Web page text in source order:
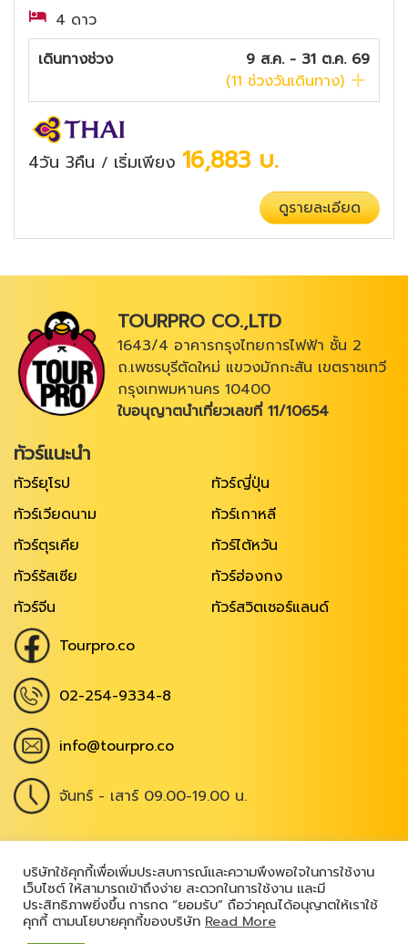
4 ดาว
เดินทางช่วง
9 ส.ค. - 31 ต.ค. 69
(11 ช่วงวันเดินทาง)
4วัน 3คืน / เริ่มเพียง 16,883 บ.
ดูรายละเอียด
บริษัทใช้คุกกี้เพื่อเพิ่มประสบการณ์และความพึงพอใจในการใช้งาน
เว็บไซต์ ให้สามารถเข้าถึงง่าย สะดวกในการใช้งาน และมี
ประสิทธิภาพยิ่งขึ้น การกด “ยอมรับ” ถือว่าคุณได้อนุญาตให้เราใช้
คุกกี้ ตามนโยบายคุกกี้ของบริษัท Read More
TOURPRO CO.,LTD
1643/4 อาคารกรุงไทยการไฟฟ้า ชั้น 2
ถ.เพชรบุรีตัดใหม่ แขวงมักกะสัน เขตราชเทวี
กรุงเทพมหานคร 10400
ใบอนุญาตนำเที่ยวเลขที่ 11/10654
ทัวร์แนะนำ
ทัวร์ยุโรป
ทัวร์ญี่ปุ่น
ทัวร์เวียดนาม
ทัวร์เกาหลี
ทัวร์ตุรเคีย
ทัวร์ไต้หวัน
ทัวร์รัสเซีย
ทัวร์ฮ่องกง
ทัวร์จีน
ทัวร์สวิตเซอร์แลนด์
Tourpro.co
02-254-9334-8
info@tourpro.co
จันทร์ - เสาร์ 09.00-19.00 น.
Copyright @ 2026 , All Rights Reserved|
เข้าสู่ระบบ